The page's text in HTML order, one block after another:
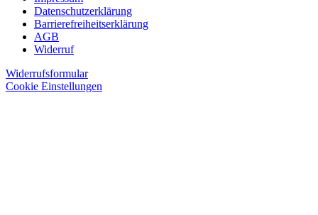
Datenschutzerklärung
Barrierefreiheitserklärung
AGB
Widerruf
Widerrufsformular
Cookie Einstellungen